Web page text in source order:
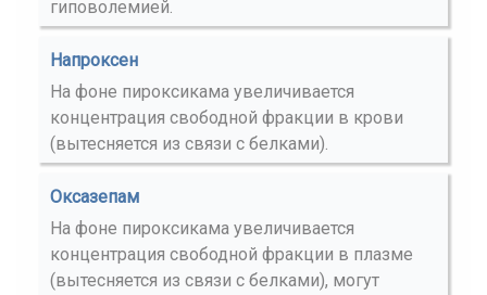
гиповолемией.
Напроксен
На фоне пироксикама увеличивается
концентрация свободной фракции в крови
(вытесняется из связи с белками).
Оксазепам
На фоне пироксикама увеличивается
концентрация свободной фракции в плазме
(вытесняется из связи с белками), могут